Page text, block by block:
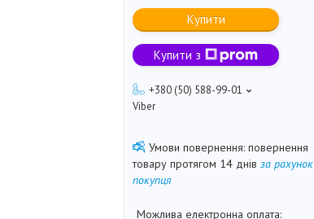
Купити
Купити з
+380 (50) 588-99-01
Viber
повернення
товару протягом 14 днів за рахунок
покупця